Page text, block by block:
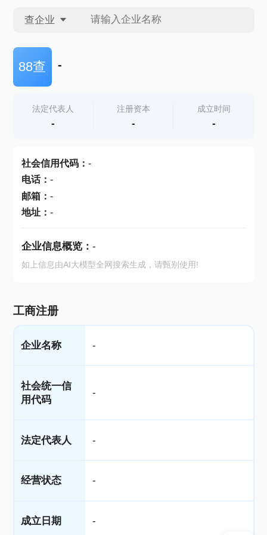
查企业
查企业
查产地
88查 -
法定代表人
-
注册资本
-
成立时间
-
社会信用代码： -
电话： -
邮箱： -
地址： -
企业信息概览： -
如上信息由AI大模型全网搜索生成，请甄别使用!
工商注册
企业名称 -
社会统一信
用代码
-
法定代表人 -
经营状态 -
成立日期 -